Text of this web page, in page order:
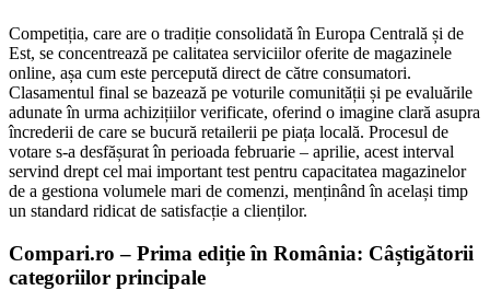
Competiția, care are o tradiție consolidată în Europa Centrală și de
Est, se concentrează pe calitatea serviciilor oferite de magazinele
online, așa cum este percepută direct de către consumatori.
Clasamentul final se bazează pe voturile comunității și pe evaluările
adunate în urma achizițiilor verificate, oferind o imagine clară asupra
încrederii de care se bucură retailerii pe piața locală. Procesul de
votare s-a desfășurat în perioada februarie – aprilie, acest interval
servind drept cel mai important test pentru capacitatea magazinelor
de a gestiona volumele mari de comenzi, menținând în același timp
un standard ridicat de satisfacție a clienților.
Compari.ro – Prima ediție în România: Câștigătorii
categoriilor principale